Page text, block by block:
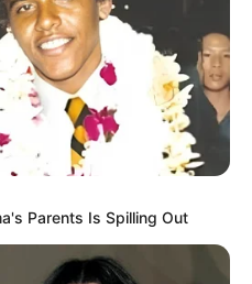
Parents Is Spilling Out